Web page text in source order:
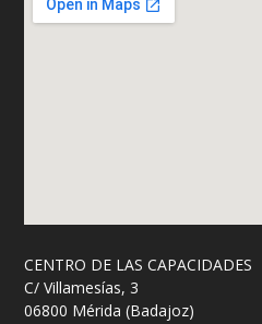
CENTRO DE LAS CAPACIDADES
C/ Villamesías, 3
06800 Mérida (Badajoz)